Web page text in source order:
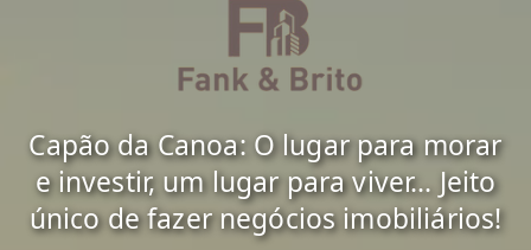
Capão da Canoa: O lugar para morar
e investir, um lugar para viver... Jeito
único de fazer negócios imobiliários!